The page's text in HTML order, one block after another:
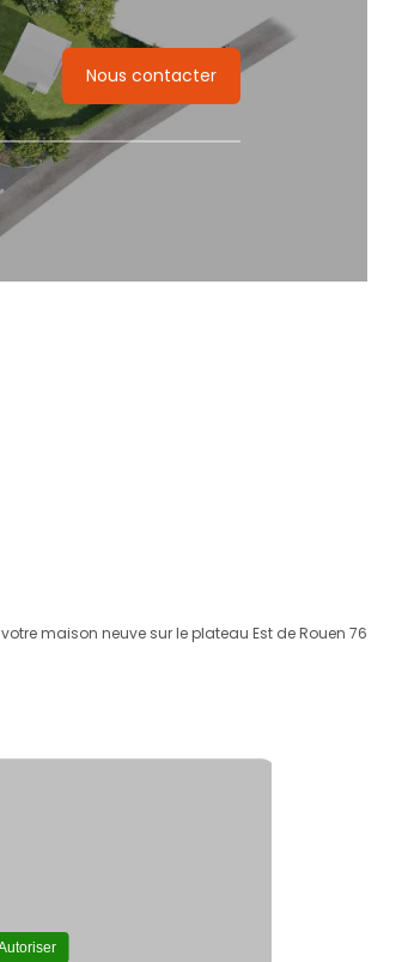
Nous contacter
maison neuve sur le plateau Est de Rouen 76